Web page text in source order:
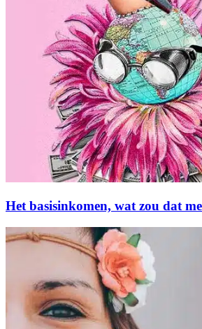
Het basisinkomen, wat zou dat